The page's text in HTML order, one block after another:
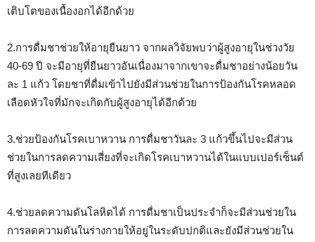
เติบโตของเนื้องอกได้อีกด้วย
2.การดื่มชาช่วยให้อายุยืนยาว จากผลวิจัยพบว่าผู้สูงอายุในช่วงวัย
40-69 ปี จะมีอายุที่ยืนยาวอันเนื่องมาจากเขาจะดื่มชาอย่างน้อยวัน
ละ 1 แก้ว โดยชาที่ดื่มเข้าไปยังมีส่วนช่วยในการป้องกันโรคหลอด
เลือดหัวใจที่มักจะเกิดกับผู้สูงอายุได้อีกด้วย
3.ช่วยป้องกันโรคเบาหวาน การดื่มชาวันละ 3 แก้วขึ้นไปจะมีส่วน
ช่วยในการลดความเสี่ยงที่จะเกิดโรคเบาหวานได้ในแบบเปอร์เซ็นต์
ที่สูงเลยทีเดียว
4.ช่วยลดความดันโลหิตได้ การดื่มชาเป็นประจำก็จะมีส่วนช่วยใน
การลดความดันในร่างกายให้อยู่ในระดับปกติและยังมีส่วนช่วยใน